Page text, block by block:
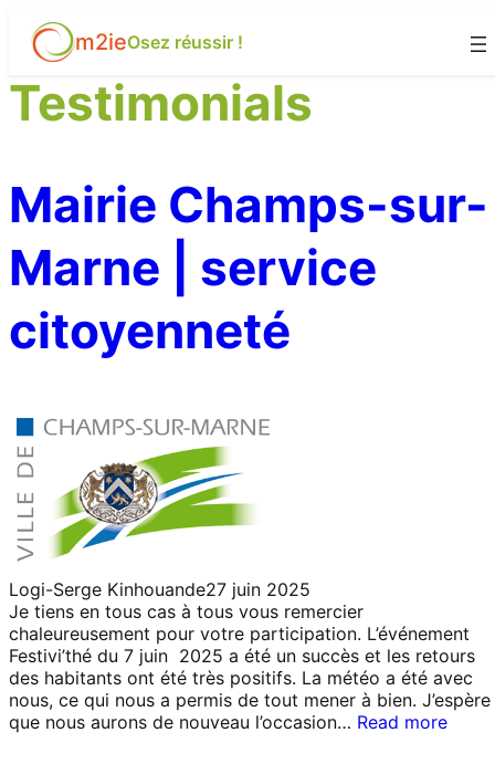
Aller
contenu
m2ieOsez réussir !
Archives :
Testimonials
Mairie Champs-sur-
Marne | service
citoyenneté
Logi-Serge Kinhouande27 juin 2025
Je tiens en tous cas à tous vous remercier
chaleureusement pour votre participation. L’événement
Festivi’thé du 7 juin 2025 a été un succès et les retours
des habitants ont été très positifs. La météo a été avec
nous, ce qui nous a permis de tout mener à bien. J’espère
que nous aurons de nouveau l’occasion… Read more